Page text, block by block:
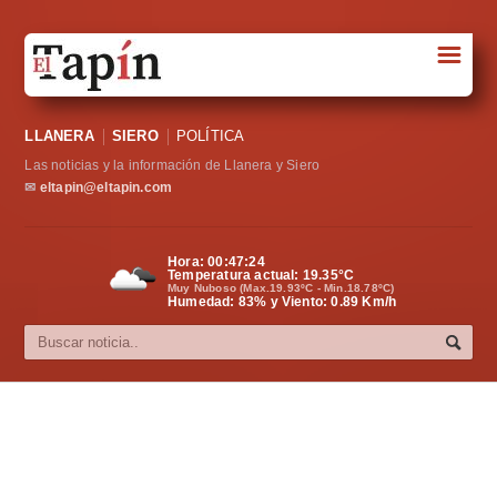
Sociedad
Política
Cultura
☰
LLANERA SIERO POLÍTICA
Las noticias y la información de Llanera y Siero
✉ eltapin@eltapin.com
Hora:00:47:24
Temperatura actual: 19.35°C
Muy Nuboso (Max.19.93ºC - Min.18.78ºC)
Humedad: 83% y Viento: 0.89 Km/h